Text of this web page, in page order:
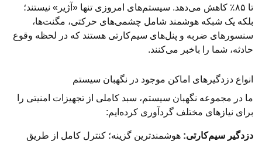
تا ۸۵٪ کاهش می‌دهد. سیستم‌های امروزی تنها «آژیر» نیستند؛
بلکه یک شبکه هوشمند شامل چشمی‌های حرکتی، مگنت‌ها،
سنسورهای ضربه و پنل‌های سیم‌کارتی هستند که در لحظه وقوع
حادثه، شما را باخبر می‌کنند.
انواع دزدگیرهای اماکن موجود در نگهبان سیستم
ما در مجموعه نگهبان سیستم، سبد کاملی از تجهیزات امنیتی را
برای نیازهای مختلف گردآوری کرده‌ایم:
دزدگیر سیم‌کارتی: هوشمندترین گزینه؛ کنترل کامل از طریق